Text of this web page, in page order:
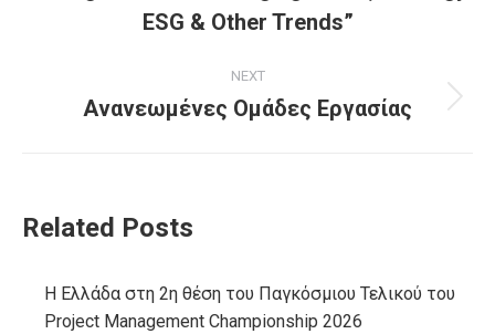
post:
ESG & Other Trends”
NEXT
Next
Ανανεωμένες Ομάδες Εργασίας
Related Posts
Η Ελλάδα στη 2η θέση του Παγκόσμιου Τελικού του
Project Management Championship 2026